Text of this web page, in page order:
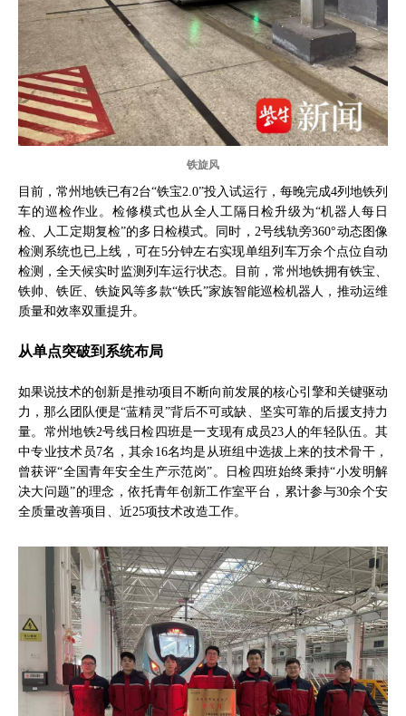
铁旋风
目前，常州地铁已有2台“铁宝2.0”投入试运行，每晚完成4列地铁列
车的巡检作业。检修模式也从全人工隔日检升级为“机器人每日
检、人工定期复检”的多日检模式。同时，2号线轨旁360°动态图像
检测系统也已上线，可在5分钟左右实现单组列车万余个点位自动
检测，全天候实时监测列车运行状态。目前，常州地铁拥有铁宝、
铁帅、铁匠、铁旋风等多款“铁氏”家族智能巡检机器人，推动运维
质量和效率双重提升。
从单点突破到系统布局
如果说技术的创新是推动项目不断向前发展的核心引擎和关键驱动
力，那么团队便是“蓝精灵”背后不可或缺、坚实可靠的后援支持力
量。常州地铁2号线日检四班是一支现有成员23人的年轻队伍。其
中专业技术员7名，其余16名均是从班组中选拔上来的技术骨干，
曾获评“全国青年安全生产示范岗”。日检四班始终秉持“小发明解
决大问题”的理念，依托青年创新工作室平台，累计参与30余个安
全质量改善项目、近25项技术改造工作。